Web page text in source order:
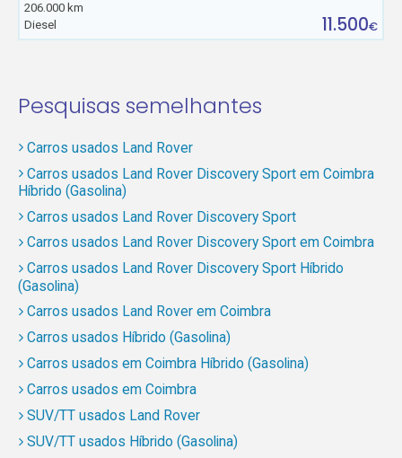
206.000 km
Diesel
11.500€
Pesquisas semelhantes
Carros usados Land Rover
Carros usados Land Rover Discovery Sport em Coimbra
Híbrido (Gasolina)
Carros usados Land Rover Discovery Sport
Carros usados Land Rover Discovery Sport em Coimbra
Carros usados Land Rover Discovery Sport Híbrido
(Gasolina)
Carros usados Land Rover em Coimbra
Carros usados Híbrido (Gasolina)
Carros usados em Coimbra Híbrido (Gasolina)
Carros usados em Coimbra
SUV/TT usados Land Rover
SUV/TT usados Híbrido (Gasolina)